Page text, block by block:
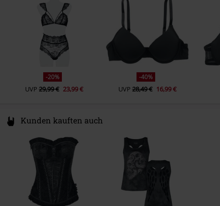
service@atixo.de
-20%
UVP 29,99 € 23,99 €
-40%
UVP 28,49 € 16,99 €
Kunden kauften auch